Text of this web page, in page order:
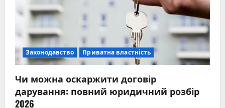
Законодавство Приватна властність
Чи можна оскаржити договір
дарування: повний юридичний розбір
2026